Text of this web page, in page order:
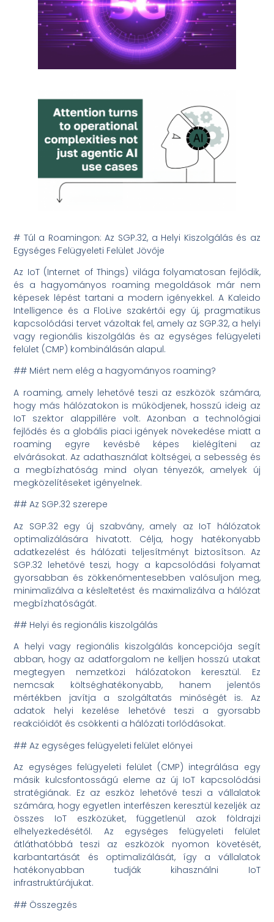
# Túl a Roamingon: Az SGP.32, a Helyi Kiszolgálás és az
Egységes Felügyeleti Felület Jövője
Az IoT (Internet of Things) világa folyamatosan fejlődik,
és a hagyományos roaming megoldások már nem
képesek lépést tartani a modern igényekkel. A Kaleido
Intelligence és a FloLive szakértői egy új, pragmatikus
kapcsolódási tervet vázoltak fel, amely az SGP.32, a helyi
vagy regionális kiszolgálás és az egységes felügyeleti
felület (CMP) kombinálásán alapul.
## Miért nem elég a hagyományos roaming?
A roaming, amely lehetővé teszi az eszközök számára,
hogy más hálózatokon is működjenek, hosszú ideig az
IoT szektor alappillére volt. Azonban a technológiai
fejlődés és a globális piaci igények növekedése miatt a
roaming egyre kevésbé képes kielégíteni az
elvárásokat. Az adathasználat költségei, a sebesség és
a megbízhatóság mind olyan tényezők, amelyek új
megközelítéseket igényelnek.
## Az SGP.32 szerepe
Az SGP.32 egy új szabvány, amely az IoT hálózatok
optimalizálására hivatott. Célja, hogy hatékonyabb
adatkezelést és hálózati teljesítményt biztosítson. Az
SGP.32 lehetővé teszi, hogy a kapcsolódási folyamat
gyorsabban és zökkenőmentesebben valósuljon meg,
minimalizálva a késleltetést és maximalizálva a hálózat
megbízhatóságát.
## Helyi és regionális kiszolgálás
A helyi vagy regionális kiszolgálás koncepciója segít
abban, hogy az adatforgalom ne kelljen hosszú utakat
megtegyen nemzetközi hálózatokon keresztül. Ez
nemcsak költséghatékonyabb, hanem jelentős
mértékben javítja a szolgáltatás minőségét is. Az
adatok helyi kezelése lehetővé teszi a gyorsabb
reakcióidőt és csökkenti a hálózati torlódásokat.
## Az egységes felügyeleti felület előnyei
Az egységes felügyeleti felület (CMP) integrálása egy
másik kulcsfontosságú eleme az új IoT kapcsolódási
stratégiának. Ez az eszköz lehetővé teszi a vállalatok
számára, hogy egyetlen interfészen keresztül kezeljék az
összes IoT eszközüket, függetlenül azok földrajzi
elhelyezkedésétől. Az egységes felügyeleti felület
átláthatóbbá teszi az eszközök nyomon követését,
karbantartását és optimalizálását, így a vállalatok
hatékonyabban tudják kihasználni IoT
infrastruktúrájukat.
## Összegzés